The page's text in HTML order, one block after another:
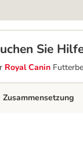
Sie
Royal Canin
Zusammensetzung